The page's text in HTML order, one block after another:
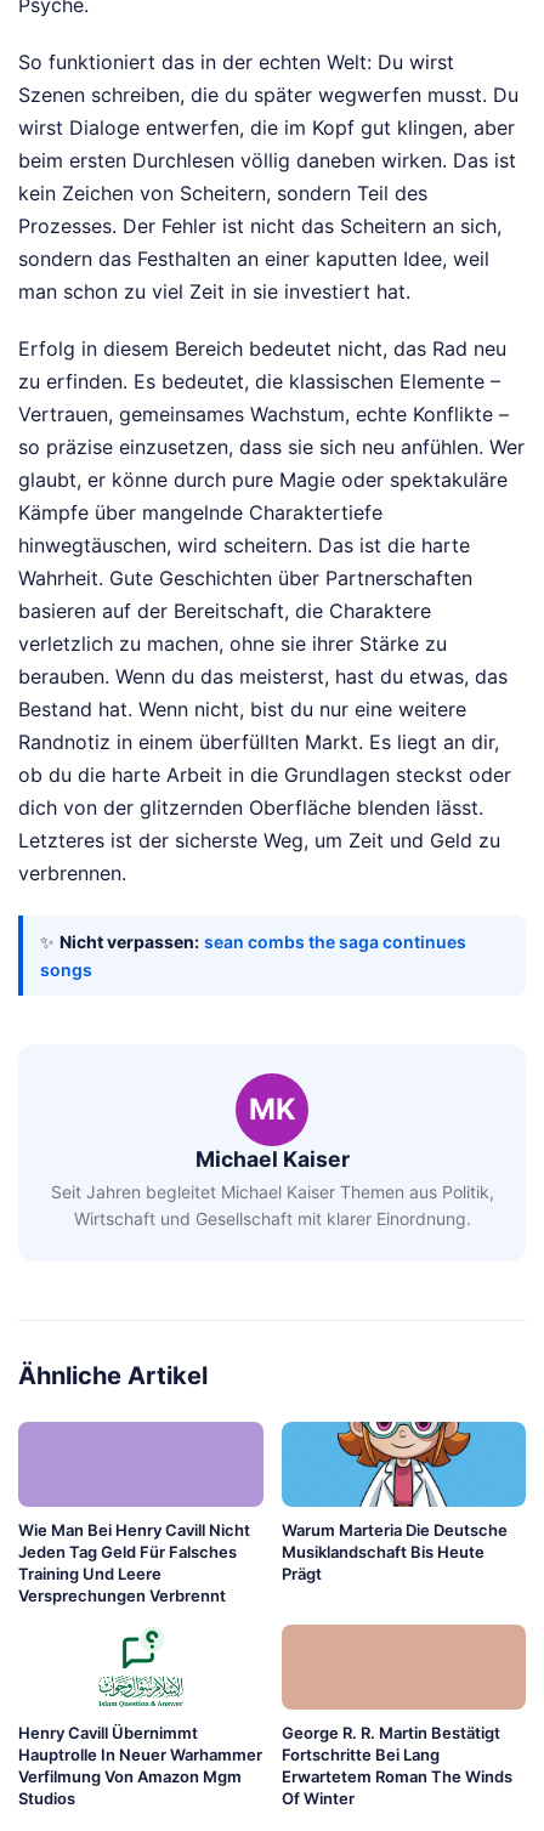
Psyche.
So funktioniert das in der echten Welt: Du wirst
Szenen schreiben, die du später wegwerfen musst. Du
wirst Dialoge entwerfen, die im Kopf gut klingen, aber
beim ersten Durchlesen völlig daneben wirken. Das ist
kein Zeichen von Scheitern, sondern Teil des
Prozesses. Der Fehler ist nicht das Scheitern an sich,
sondern das Festhalten an einer kaputten Idee, weil
man schon zu viel Zeit in sie investiert hat.
Erfolg in diesem Bereich bedeutet nicht, das Rad neu
zu erfinden. Es bedeutet, die klassischen Elemente –
Vertrauen, gemeinsames Wachstum, echte Konflikte –
so präzise einzusetzen, dass sie sich neu anfühlen. Wer
glaubt, er könne durch pure Magie oder spektakuläre
Kämpfe über mangelnde Charaktertiefe
hinwegtäuschen, wird scheitern. Das ist die harte
Wahrheit. Gute Geschichten über Partnerschaften
basieren auf der Bereitschaft, die Charaktere
verletzlich zu machen, ohne sie ihrer Stärke zu
berauben. Wenn du das meisterst, hast du etwas, das
Bestand hat. Wenn nicht, bist du nur eine weitere
Randnotiz in einem überfüllten Markt. Es liegt an dir,
ob du die harte Arbeit in die Grundlagen steckst oder
dich von der glitzernden Oberfläche blenden lässt.
Letzteres ist der sicherste Weg, um Zeit und Geld zu
verbrennen.
✨ Nicht verpassen: sean combs the saga continues
songs
MK
Michael Kaiser
Seit Jahren begleitet Michael Kaiser Themen aus Politik,
Wirtschaft und Gesellschaft mit klarer Einordnung.
Ähnliche Artikel
Wie Man Bei Henry Cavill Nicht
Jeden Tag Geld Für Falsches
Training Und Leere
Versprechungen Verbrennt
Warum Marteria Die Deutsche
Musiklandschaft Bis Heute
Prägt
Henry Cavill Übernimmt
Hauptrolle In Neuer Warhammer
Verfilmung Von Amazon Mgm
Studios
George R. R. Martin Bestätigt
Fortschritte Bei Lang
Erwartetem Roman The Winds
Of Winter